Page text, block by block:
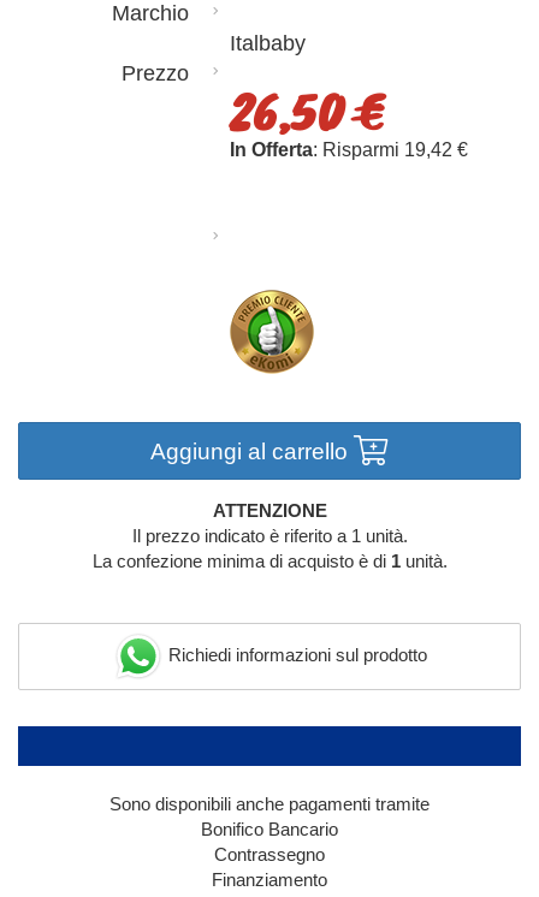
Marchio
Italbaby
Prezzo
26,50 €
In Offerta: Risparmi 19,42 €
Aggiungi al carrello
ATTENZIONE
Il prezzo indicato è riferito a 1 unità.
La confezione minima di acquisto è di 1unità.
Richiedi informazioni sul prodotto
Sono disponibili anche pagamenti tramite
Bonifico Bancario
Contrassegno
Finanziamento